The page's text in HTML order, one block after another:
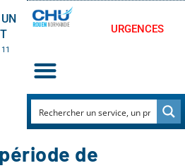
URGENCES
de